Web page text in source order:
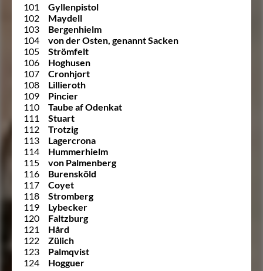
101
Gyllenpistol
102
Maydell
103
Bergenhielm
104
von der Osten, genannt Sacken
105
Strömfelt
106
Hoghusen
107
Cronhjort
108
Lillieroth
109
Pincier
110
Taube af Odenkat
111
Stuart
112
Trotzig
113
Lagercrona
114
Hummerhielm
115
von Palmenberg
116
Burensköld
117
Coyet
118
Stromberg
119
Lybecker
120
Faltzburg
121
Hård
122
Zülich
123
Palmqvist
124
Hogguer